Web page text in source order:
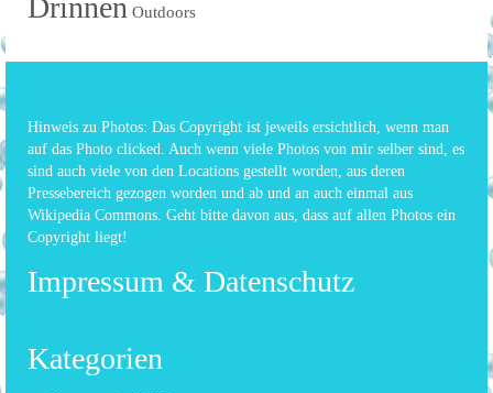
Drinnen Outdoors
Hinweis zu Photos: Das Copyright ist jeweils ersichtlich, wenn man
auf das Photo clicked. Auch wenn viele Photos von mir selber sind, es
sind auch viele von den Locations gestellt worden, aus deren
Pressebereich gezogen worden und ab und an auch einmal aus
Wikipedia Commons. Geht bitte davon aus, dass auf allen Photos ein
Copyright liegt!
Impressum & Datenschutz
Kategorien